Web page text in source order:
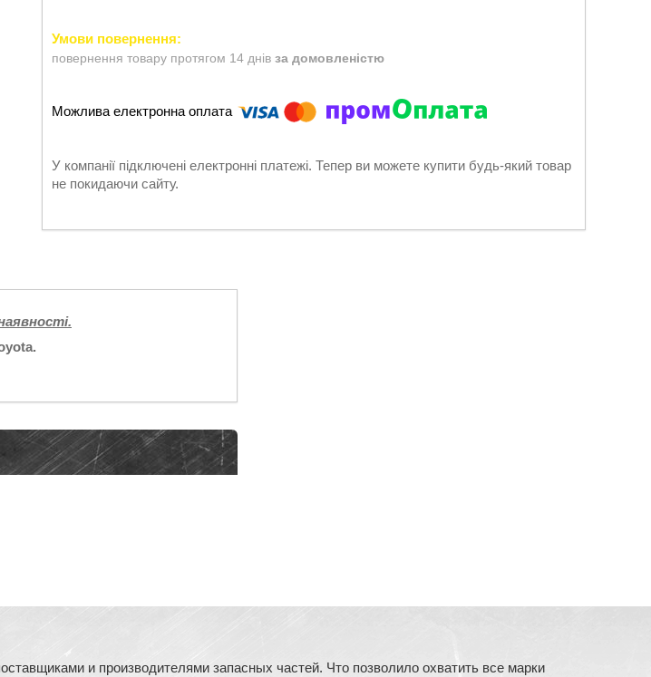
повернення товару протягом 14 днів за домовленістю
У компанії підключені електронні платежі. Тепер ви можете купити будь-який товар
не покидаючи сайту.
и производителями запасных частей. Что позволило охватить все марки